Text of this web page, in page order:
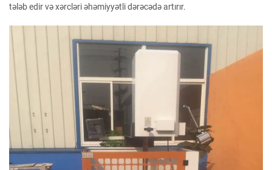
tələb edir və xərcləri əhəmiyyətli dərəcədə artırır.